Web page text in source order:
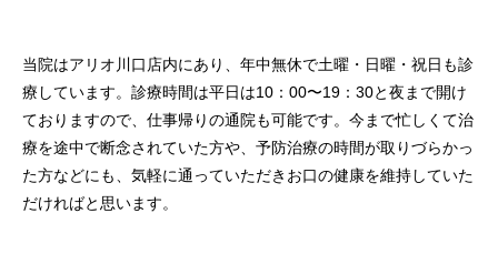
当院はアリオ川口店内にあり、年中無休で土曜・日曜・祝日も診
療しています。診療時間は平日は10：00〜19：30と夜まで開け
ておりますので、仕事帰りの通院も可能です。今まで忙しくて治
療を途中で断念されていた方や、予防治療の時間が取りづらかっ
た方などにも、気軽に通っていただきお口の健康を維持していた
だければと思います。